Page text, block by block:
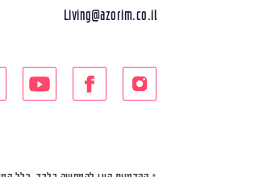
Living@azorim.co.il